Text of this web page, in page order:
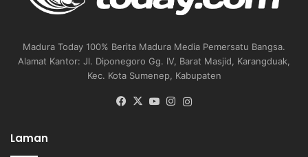
Madura Today 100% Berita Madura Media Pemersatu Bangsa.
Alamat Kantor: Jl. Diponegoro Gg. IV, Barat Masjid, Karangduak,
Kec. Kota Sumenep, Kabupaten
Facebook
X YouTubeInstagram
Laman